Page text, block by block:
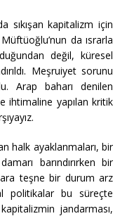
sıkışan kapitalizm için
da ısrarla
değil, küresel
Meşruiyet sorunu
Arap baharı denilen
ihtimaline yapılan kritik
halk ayaklanmaları, bir
barındırırken bir
teşne bir durum arz
politikalar bu süreçte
jandarması,